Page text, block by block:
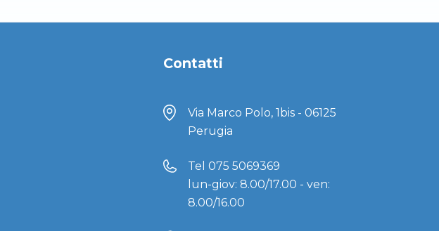
Contatti
Via Marco Polo, 1bis - 06125
Perugia
Tel 075 5069369
lun-giov: 8.00/17.00 - ven:
8.00/16.00